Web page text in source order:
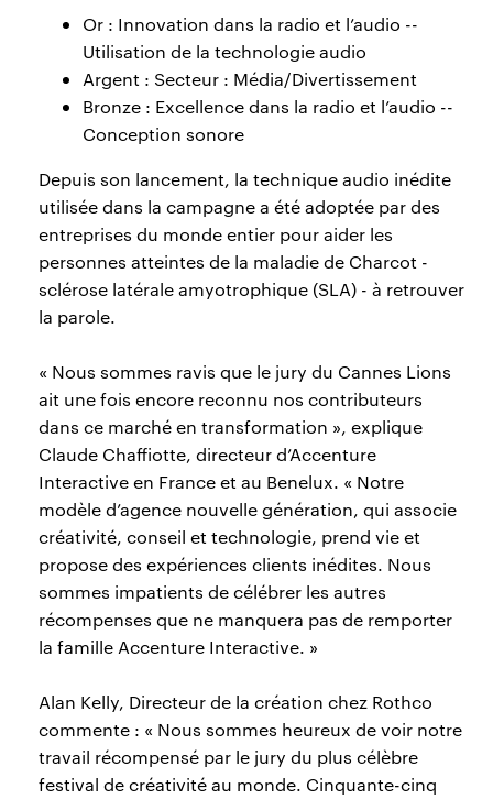
Or : Innovation dans la radio et l’audio --
Utilisation de la technologie audio
Argent : Secteur : Média/Divertissement
Bronze : Excellence dans la radio et l’audio --
Conception sonore
Depuis son lancement, la technique audio inédite
utilisée dans la campagne a été adoptée par des
entreprises du monde entier pour aider les
personnes atteintes de la maladie de Charcot -
sclérose latérale amyotrophique (SLA) - à retrouver
la parole.
« Nous sommes ravis que le jury du Cannes Lions
ait une fois encore reconnu nos contributeurs
dans ce marché en transformation », explique
Claude Chaffiotte, directeur d’Accenture
Interactive en France et au Benelux. « Notre
modèle d’agence nouvelle génération, qui associe
créativité, conseil et technologie, prend vie et
propose des expériences clients inédites. Nous
sommes impatients de célébrer les autres
récompenses que ne manquera pas de remporter
la famille Accenture Interactive. »
Alan Kelly, Directeur de la création chez Rothco
commente : « Nous sommes heureux de voir notre
travail récompensé par le jury du plus célèbre
festival de créativité au monde. Cinquante-cinq